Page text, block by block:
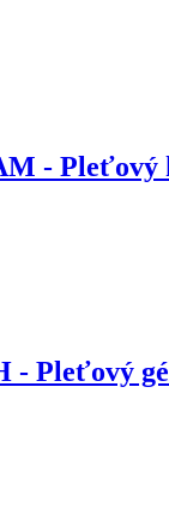
- Pleťový
- Pleťový